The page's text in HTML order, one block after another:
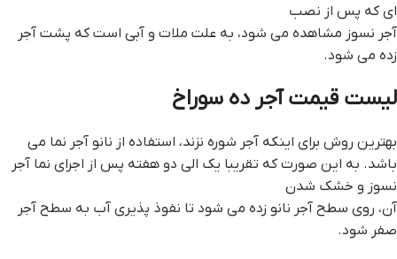
ای که پس از نصب
آجر نسوز مشاهده می شود، به علت ملات و آبی است که پشت آجر
زده می شود.
ليست قيمت آجر ده سوراخ
بهترین روش برای اینکه آجر شوره نزند، استفاده از نانو آجر نما می
باشد. به این صورت که تقریبا یک الی دو هفته پس از اجرای نما آجر
نسوز و خشک شدن
آن، روی سطح آجر نانو زده می شود تا نفوذ پذیری آب به سطح آجر
صفر شود.